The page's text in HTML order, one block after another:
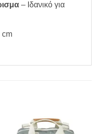
– Ιδανικό για
cm